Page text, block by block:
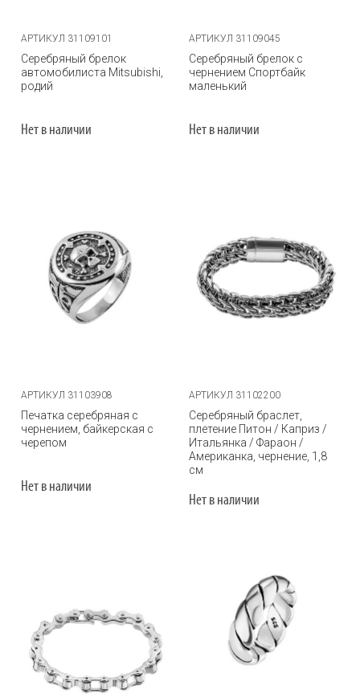
АРТИКУЛ 31109101
Серебряный брелок
автомобилиста Mitsubishi,
родий
Нет в наличии
АРТИКУЛ 31109045
Серебряный брелок с
чернением Спортбайк
маленький
Нет в наличии
АРТИКУЛ 31103908
Печатка серебряная с
чернением, байкерская с
черепом
Нет в наличии
АРТИКУЛ 31102200
Серебряный браслет,
плетение Питон / Каприз /
Итальянка / Фараон /
Американка, чернение, 1,8
см
Нет в наличии